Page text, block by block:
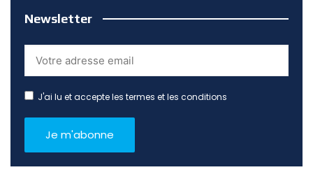
Newsletter
J'ai lu et accepte les termes et les conditions